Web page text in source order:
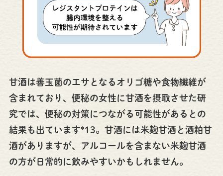
甘酒は善玉菌のエサとなるオリゴ糖や食物繊維が
含まれており、便秘の女性に甘酒を摂取させた研
究では、便秘の対策につながる可能性があるとの
結果も出ています*13。甘酒には米麹甘酒と酒粕甘
酒がありますが、アルコールを含まない米麹甘酒
の方が日常的に飲みやすいかもしれません。